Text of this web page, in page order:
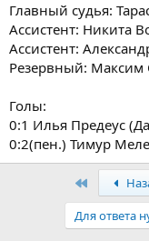
Главный судья:
Ассистент: Никита
Ассистент:
Резервный: Максим
Голы:
0:1 Илья Предеус
0:2(пен.) Тимур
Первый
Для ответа